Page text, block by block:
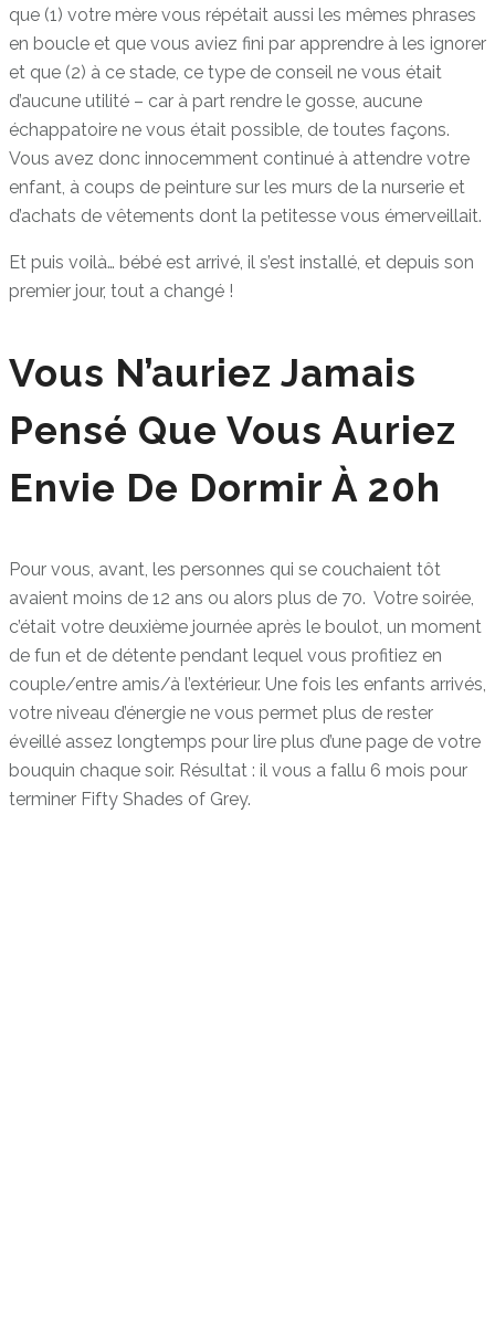
que (1) votre mère vous répétait aussi les mêmes phrases
en boucle et que vous aviez fini par apprendre à les ignorer
et que (2) à ce stade, ce type de conseil ne vous était
d’aucune utilité – car à part rendre le gosse, aucune
échappatoire ne vous était possible, de toutes façons.
Vous avez donc innocemment continué à attendre votre
enfant, à coups de peinture sur les murs de la nurserie et
d’achats de vêtements dont la petitesse vous émerveillait.
Et puis voilà… bébé est arrivé, il s’est installé, et depuis son
premier jour, tout a changé !
Vous N’auriez Jamais
Pensé Que Vous Auriez
Envie De Dormir À 20h
Pour vous, avant, les personnes qui se couchaient tôt
avaient moins de 12 ans ou alors plus de 70. Votre soirée,
c’était votre deuxième journée après le boulot, un moment
de fun et de détente pendant lequel vous profitiez en
couple/entre amis/à l’extérieur. Une fois les enfants arrivés,
votre niveau d’énergie ne vous permet plus de rester
éveillé assez longtemps pour lire plus d’une page de votre
bouquin chaque soir. Résultat : il vous a fallu 6 mois pour
terminer Fifty Shades of Grey.